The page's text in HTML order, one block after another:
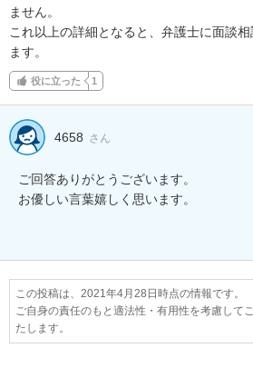
ません。
これ以上の詳細となると、弁護士に面談
ます。
役に立った 1
4658 さん
ご回答ありがとうございます。
お優しい言葉嬉しく思います。
この投稿は、2021年4月28日時点の情報です。
ご自身の責任のもと適法性・有用性を考慮して
たします。